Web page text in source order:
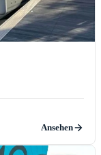
Ansehen